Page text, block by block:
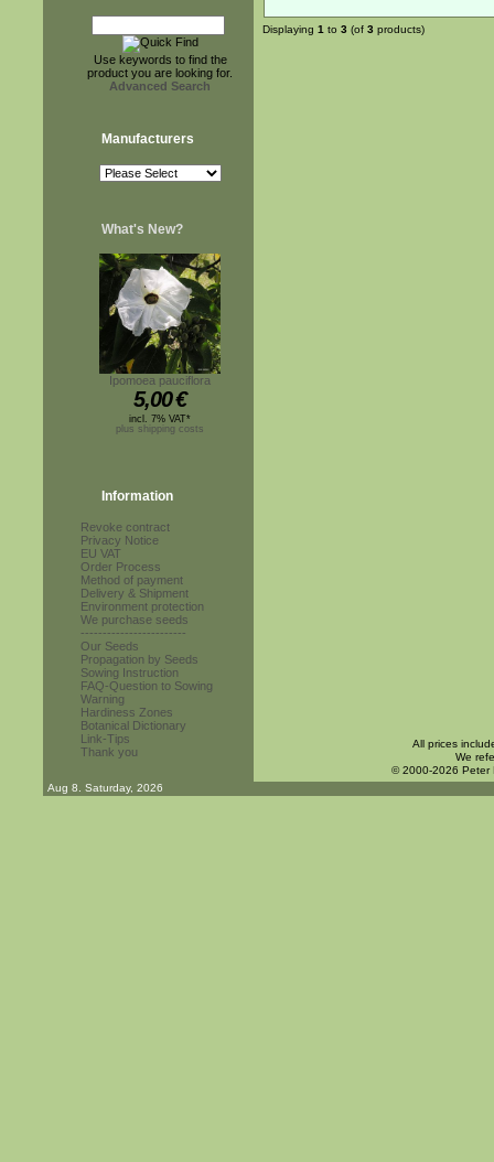
Use keywords to find the
product you are looking for.
Advanced Search
Manufacturers
What's New?
Ipomoea pauciflora
5,00€
incl. 7% VAT*
plus shipping costs
Information
Revoke contract
Privacy Notice
EU VAT
Order Process
Method of payment
Delivery & Shipment
Environment protection
We purchase seeds
------------------------
Our Seeds
Propagation by Seeds
Sowing Instruction
FAQ-Question to Sowing
Warning
Hardiness Zones
Botanical Dictionary
Link-Tips
Thank you
Displaying 1 to 3 (of 3 products)
All prices
We
© 2000-2026 Peter
Aug 8. Saturday, 2026